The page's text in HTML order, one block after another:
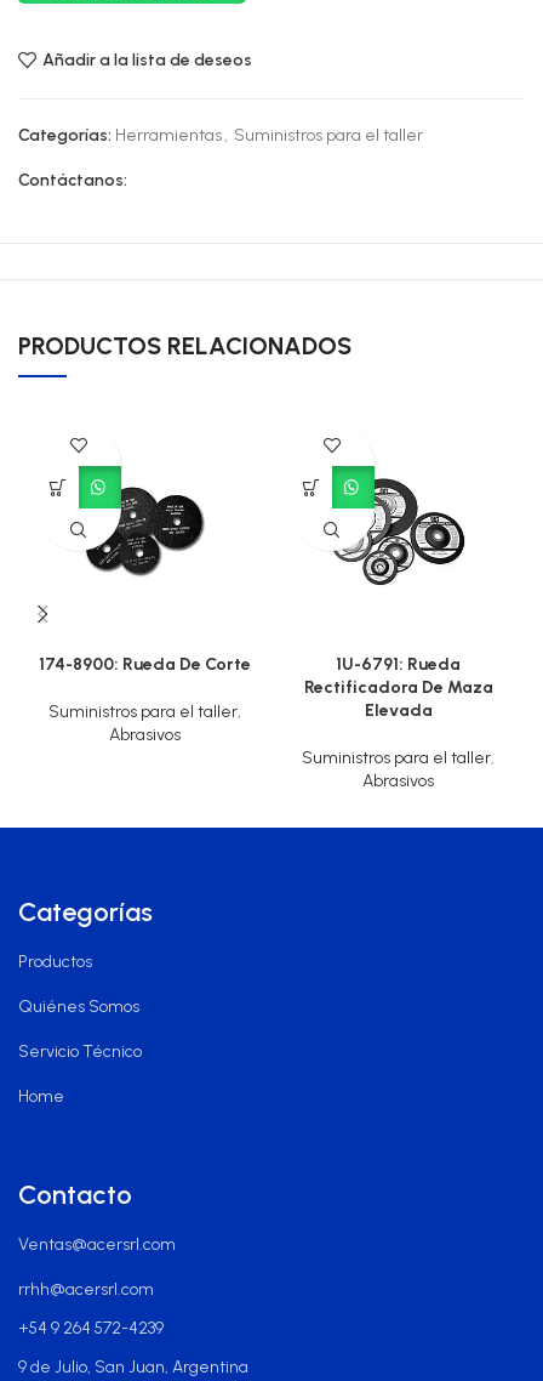
Añadir a la lista de deseos
Categorías: Herramientas, Suministros para el taller
Contáctanos:
PRODUCTOS RELACIONADOS
174-8900: Rueda De Corte
Suministros para el taller,
Abrasivos
1U-6791: Rueda
Rectificadora De Maza
Elevada
Suministros para el taller,
Abrasivos
Categorías
Productos
Quiénes Somos
Servicio Técnico
Home
Contacto
Ventas@acersrl.com
rrhh@acersrl.com
+54 9 264 572-4239
9 de Julio, San Juan, Argentina